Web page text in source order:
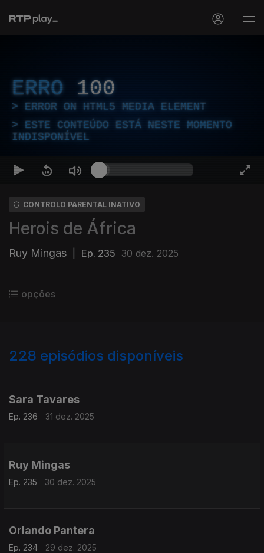
ERRO 100
ERROR ON HTML5 MEDIA ELEMENT
ESTE CONTEÚDO ESTÁ NESTE MOMENTO
INDISPONÍVEL
CONTROLO PARENTAL INATIVO
Herois de África
Ruy Mingas Ep. 235 30 dez. 2025
opções
228 episódios disponíveis
Sara Tavares
Ep. 236 31 dez. 2025
Ruy Mingas
Ep. 235 30 dez. 2025
Orlando Pantera
Ep. 234 29 dez. 2025